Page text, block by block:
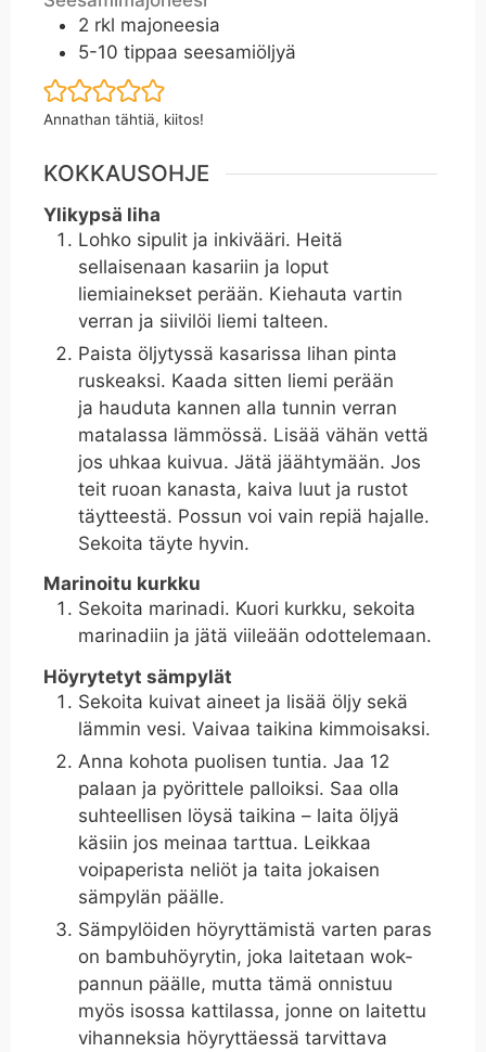
2 rkl majoneesia
5-10 tippaa seesamiöljyä
Annathan tähtiä, kiitos!
KOKKAUSOHJE
Ylikypsä liha
Lohko sipulit ja inkivääri. Heitä
sellaisenaan kasariin ja loput
liemiainekset perään. Kiehauta vartin
verran ja siivilöi liemi talteen.
Paista öljytyssä kasarissa lihan pinta
ruskeaksi. Kaada sitten liemi perään
ja hauduta kannen alla tunnin verran
matalassa lämmössä. Lisää vähän vettä
jos uhkaa kuivua. Jätä jäähtymään. Jos
teit ruoan kanasta, kaiva luut ja rustot
täytteestä. Possun voi vain repiä hajalle.
Sekoita täyte hyvin.
Marinoitu kurkku
Sekoita marinadi. Kuori kurkku, sekoita
marinadiin ja jätä viileään odottelemaan.
Höyrytetyt sämpylät
Sekoita kuivat aineet ja lisää öljy sekä
lämmin vesi. Vaivaa taikina kimmoisaksi.
Anna kohota puolisen tuntia. Jaa 12
palaan ja pyörittele palloiksi. Saa olla
suhteellisen löysä taikina – laita öljyä
käsiin jos meinaa tarttua. Leikkaa
voipaperista neliöt ja taita jokaisen
sämpylän päälle.
Sämpylöiden höyryttämistä varten paras
on bambuhöyrytin, joka laitetaan wok-
pannun päälle, mutta tämä onnistuu
myös isossa kattilassa, jonne on laitettu
vihanneksia höyryttäessä tarvittava